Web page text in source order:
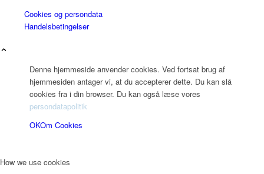
Cookies og persondata
Handelsbetingelser
Denne hjemmeside anvender cookies. Ved fortsat brug af
hjemmesiden antager vi, at du accepterer dette. Du kan slå
cookies fra i din browser. Du kan også læse vores
persondatapolitik
OKOm Cookies
How we use cookies